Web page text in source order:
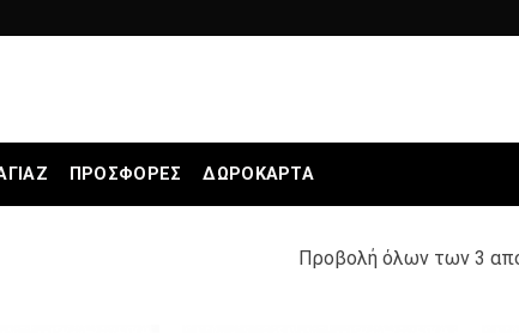
ΠΡΟΣΦΟΡΕΣ ΔΩΡΟΚΆΡΤΑ
Προβολή όλων των 3